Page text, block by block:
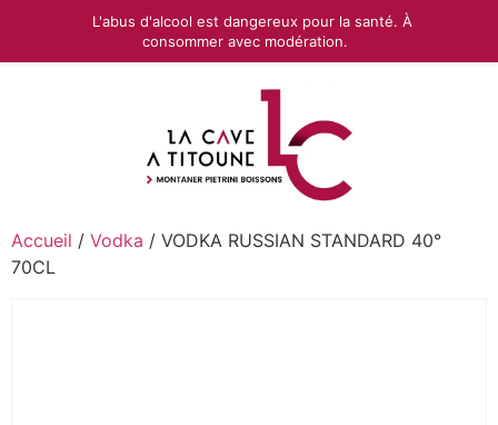
Accueil / Vodka / VODKA RUSSIAN STANDARD 40°
70CL
L'abus d'alcool est dangereux pour la santé. À
consommer avec modération.